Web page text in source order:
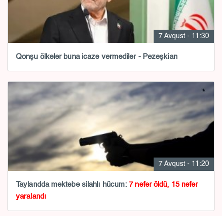
7 Avqust - 11:30
Qonşu ölkələr buna icazə vermədilər - Pezeşkian
7 Avqust - 11:20
Taylandda məktəbə silahlı hücum:7 nəfər öldü, 15 nəfər
yaralandı